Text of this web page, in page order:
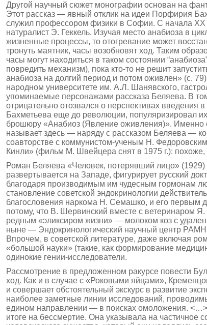
Другой научный сюжет монографии основан на
Этот рассказ — явный отклик на идеи Порфирия
служил профессором физики в Софии. С начала XX
натуралист Э. Геккель. Изучая место анабиоза в
жизненные процессы, то отогревание может
тронуть маят­ник, часы возобновят ход. Таким
часы могут находиться в таком состоянии
повредить механизм), пока кто-то не решит
анабиоза на долгий период и потом оживлен» (с.
народном университете им. А.Л. Шанявского,
упоминаемые персонажами рассказа Беляева. В
отрицательно отозвался о перспективах
Бахметьева еще до революции, популяризировал
брошюру «Анабиоз (Явление оживления)». Именно с
называет здесь — наряду с рассказом Беляева —
соавторстве с коммунистом-ученым Н.
Кинли» (фильм М. Швейцера снят в 1975 г.):
Роман Беляева «Человек, потерявший лицо» (1929)
развертывается на Западе, фигурирует русский
благодаря производимым им чудесным гормонам
становление советской эндокринологии
благословения наркома Н. Семашко, и его первым
потому, что В. Шервинский вместе с ветеринаром
редным «эликсиром жизни» — молоком коз с
ныне — Эндокринологический научный центр
Впрочем, в советской литературе, даже включая
«большой науки» (такие, как формирование
одинокие гении-исследователи.
Рассмотрение в предложенном ракурсе повести
ход. Как и в случае с «Роковыми яйцами»,
и совершает обстоятельный экскурс в развитие
наиболее заметные линии исследований,
едином направлении — в поисках омоложения. <…>
итоге на бессмертие. Она указывала на частичное